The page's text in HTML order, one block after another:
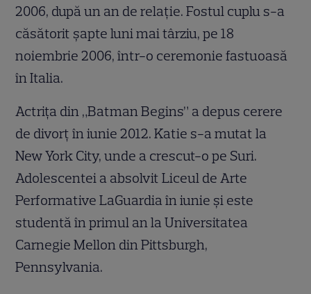
2006, după un an de relație. Fostul cuplu s-a
căsătorit șapte luni mai târziu, pe 18
noiembrie 2006, într-o ceremonie fastuoasă
în Italia.
Actrița din „Batman Begins” a depus cerere
de divorț în iunie 2012. Katie s-a mutat la
New York City, unde a crescut-o pe Suri.
Adolescentei a absolvit Liceul de Arte
Performative LaGuardia în iunie și este
studentă în primul an la Universitatea
Carnegie Mellon din Pittsburgh,
Pennsylvania.